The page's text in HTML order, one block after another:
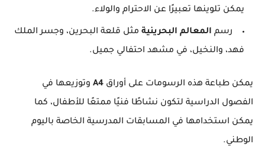
يمكن تلوينها تعبيرًا عن الاحترام والولاء.
رسم المعالم البحرينية مثل قلعة البحرين، وجسر الملك
فهد، والنخيل، في مشهد احتفالي جميل.
يمكن طباعة هذه الرسومات على أوراق A4 وتوزيعها في
الفصول الدراسية لتكون نشاطًا فنيًا ممتعًا للأطفال، كما
يمكن استخدامها في المسابقات المدرسية الخاصة باليوم
الوطني.